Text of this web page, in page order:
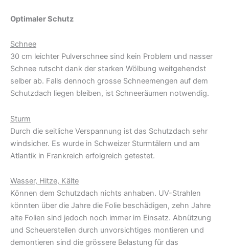
Optimaler Schutz
Schnee
30 cm leichter Pulverschnee sind kein Problem und nasser
Schnee rutscht dank der starken Wölbung weitgehendst
selber ab. Falls dennoch grosse Schneemengen auf dem
Schutzdach liegen bleiben, ist Schneeräumen notwendig.
Sturm
Durch die seitliche Verspannung ist das Schutzdach sehr
windsicher. Es wurde in Schweizer Sturmtälern und am
Atlantik in Frankreich erfolgreich getestet.
Wasser, Hitze, Kälte
Können dem Schutzdach nichts anhaben. UV-Strahlen
könnten über die Jahre die Folie beschädigen, zehn Jahre
alte Folien sind jedoch noch immer im Einsatz. Abnützung
und Scheuerstellen durch unvorsichtiges montieren und
demontieren sind die grössere Belastung für das